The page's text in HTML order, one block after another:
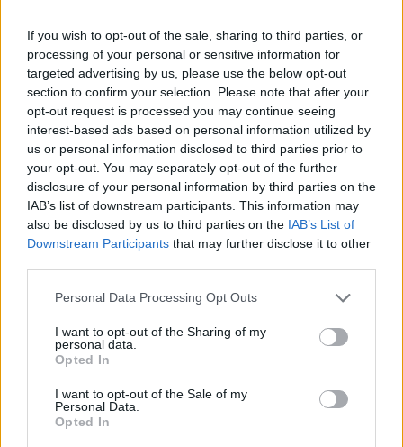
If you wish to opt-out of the sale, sharing to third parties, or
processing of your personal or sensitive information for
targeted advertising by us, please use the below opt-out
section to confirm your selection. Please note that after your
opt-out request is processed you may continue seeing
interest-based ads based on personal information utilized by
us or personal information disclosed to third parties prior to
your opt-out. You may separately opt-out of the further
disclosure of your personal information by third parties on the
IAB’s list of downstream participants. This information may
also be disclosed by us to third parties on the IAB’s List of
Downstream Participants that may further disclose it to other
Personal Data Processing Opt Outs
I want to opt-out of the Sharing of my
personal data.
Opted In
I want to opt-out of the Sale of my
Personal Data.
Opted In
Hasznos
Impresszum
Szerzői jogok
Adatvédelmi tájékoztató
Cookie-kezelési tájékoztató
Hozzászólási szabályzat
Nyomtatott lapjaink archívuma
Székely Hírmondó archívuma
Sütibeállítások